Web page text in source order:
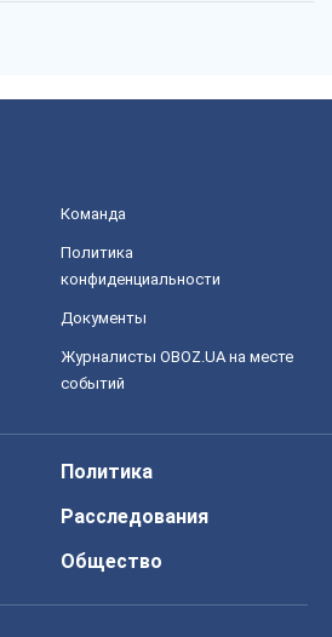
Команда
Политика
конфиденциальности
Документы
Журналисты OBOZ.UA на месте
событий
Политика
Расследования
Общество